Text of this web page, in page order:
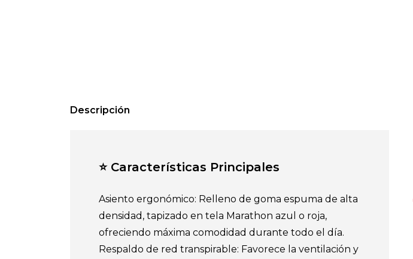
Descripción
⭐ Características Principales
Asiento ergonómico: Relleno de goma espuma de alta
densidad, tapizado en tela Marathon azul o roja,
ofreciendo máxima comodidad durante todo el día.
Respaldo de red transpirable: Favorece la ventilación y